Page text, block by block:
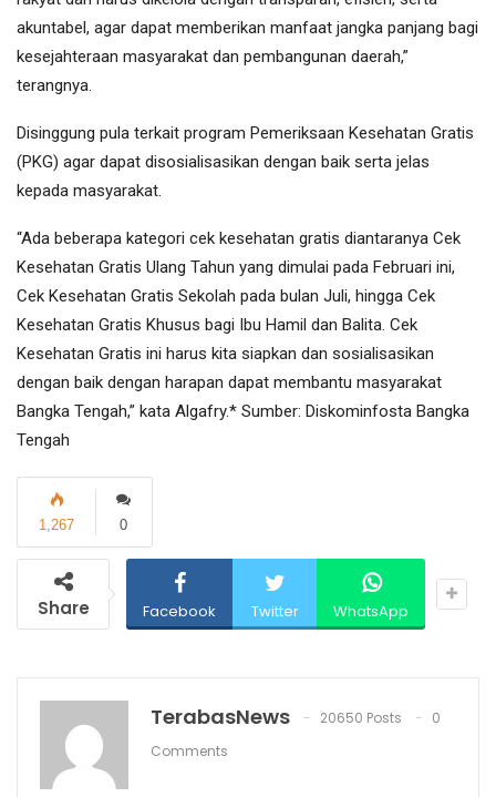
akuntabel, agar dapat memberikan manfaat jangka panjang bagi
kesejahteraan masyarakat dan pembangunan daerah,”
terangnya.
Disinggung pula terkait program Pemeriksaan Kesehatan Gratis
(PKG) agar dapat disosialisasikan dengan baik serta jelas
kepada masyarakat.
“Ada beberapa kategori cek kesehatan gratis diantaranya Cek
Kesehatan Gratis Ulang Tahun yang dimulai pada Februari ini,
Cek Kesehatan Gratis Sekolah pada bulan Juli, hingga Cek
Kesehatan Gratis Khusus bagi Ibu Hamil dan Balita. Cek
Kesehatan Gratis ini harus kita siapkan dan sosialisasikan
dengan baik dengan harapan dapat membantu masyarakat
Bangka Tengah,” kata Algafry.* Sumber: Diskominfosta Bangka
Tengah
0
1,267
Share Facebook Twitter WhatsApp
TerabasNews 20650 Posts
0
Comments